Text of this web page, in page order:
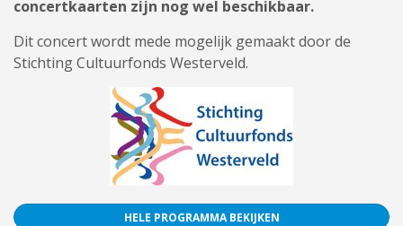
HELE PROGRAMMA BEKIJKEN
concertkaarten zijn nog wel beschikbaar.
Dit concert wordt mede mogelijk gemaakt door de
Stichting Cultuurfonds Westerveld.